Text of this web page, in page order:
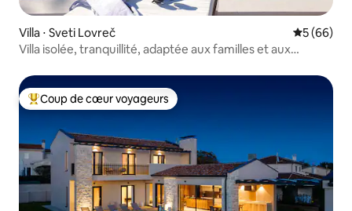
Villa ⋅ Sveti Lovreč
5 (66)
Villa isolée, tranquillité, adaptée aux familles et aux
Coups de cœur voyageurs les plus appréciés
Coup de cœur voyageurs